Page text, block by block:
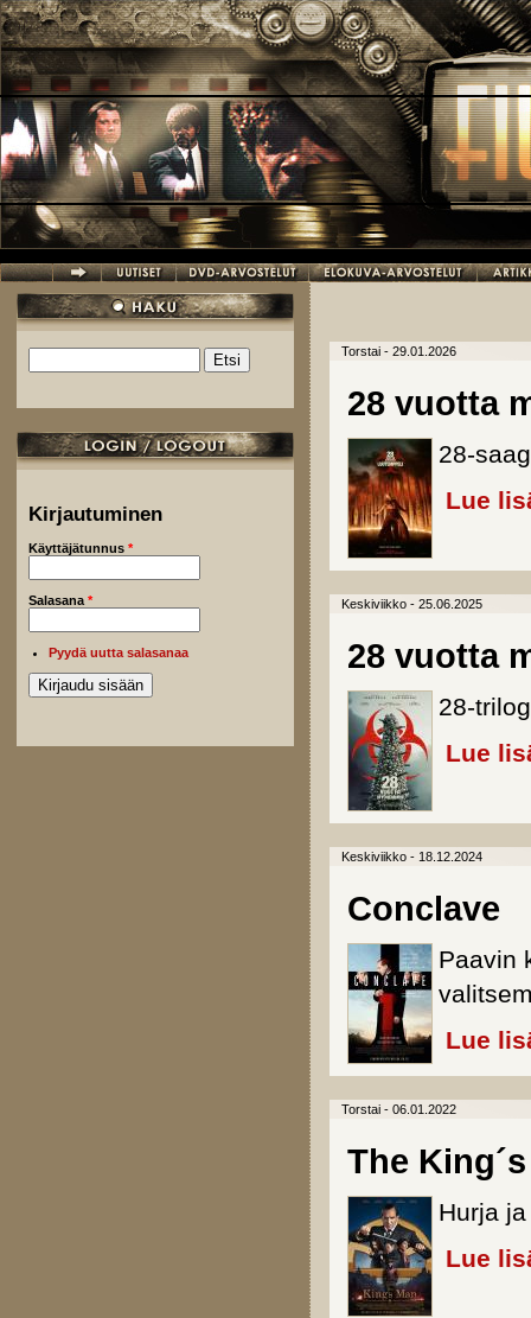
Hyppää pääsisältöön
Hakulomake
Kirjautuminen
Käyttäjätunnus *
Salasana *
Pyydä uutta salasanaa
Torstai - 29.01.2026
28 vuotta
28-
Lue
Keskiviikko - 25.06.2025
28 vuotta
28-
Lue
Keskiviikko - 18.12.2024
Conclave
Paavin
Lue
Torstai - 06.01.2022
The
Hurja
Lue